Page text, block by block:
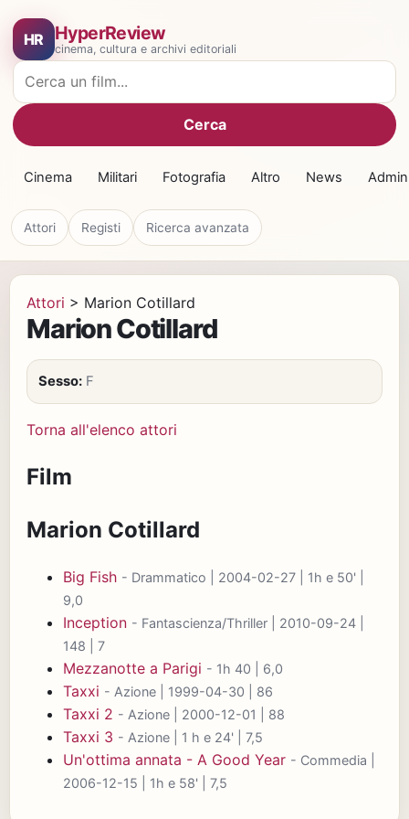
HR HyperReview
cinema, cultura e archivi editoriali
Cerca film
Cerca
Cinema Militari Fotografia Altro News Admin
Attori Registi Ricerca avanzata
Attori > Marion Cotillard
Marion Cotillard
Sesso: F
Torna all'elenco attori
Film
Marion Cotillard
Big Fish - Drammatico | 2004-02-27 | 1h e 50' |
9,0
Inception - Fantascienza/Thriller | 2010-09-24 |
148 | 7
Mezzanotte a Parigi - 1h 40 | 6,0
Taxxi - Azione | 1999-04-30 | 86
Taxxi 2 - Azione | 2000-12-01 | 88
Taxxi 3 - Azione | 1 h e 24' | 7,5
Un'ottima annata - A Good Year - Commedia |
2006-12-15 | 1h e 58' | 7,5